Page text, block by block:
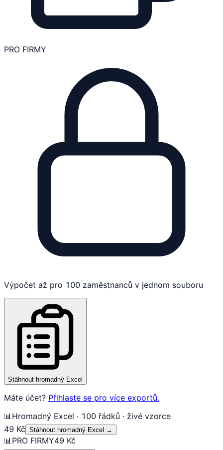
PRO FIRMY
Výpočet až pro 100 zaměstnanců v jednom souboru
Stáhnout hromadný Excel
Máte účet? Přihlaste se pro více exportů.
📊Hromadný Excel · 100 řádků · živé vzorce
49 Kč Stáhnout hromadný Excel →
📊PRO FIRMY49 Kč